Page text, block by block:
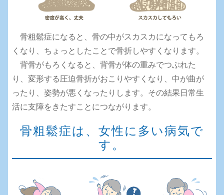
骨粗鬆症になると、骨の中がスカスカになってもろ
くなり、ちょっとしたことで骨折しやすくなります。
背骨がもろくなると、背骨が体の重みでつぶれた
り、変形する圧迫骨折がおこりやすくなり、中が曲が
ったり、姿勢が悪くなったりします。その結果日常生
活に支障をきたすことにつながります。
骨粗鬆症は、女性に多い病気で
す。